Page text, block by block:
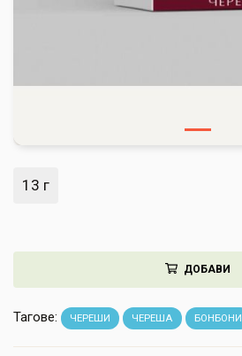
ВЕГАН ПРОДУКТИ
КОЗМЕТИКА
ЗА ДОМА
13 г
ДОБАВИ
Тагове: ЧЕРЕШИ ЧЕРЕША БОНБОНИ